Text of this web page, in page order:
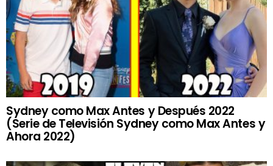
Sydney como Max Antes y Después 2022
(Serie de Televisión Sydney como Max Antes y
Ahora 2022)